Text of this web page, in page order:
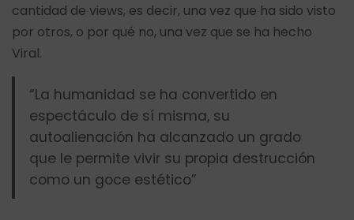
cantidad de views, es decir, una vez que ha sido visto
por otros, o por qué no, una vez que se ha hecho
Viral.
“La humanidad se ha convertido en
espectáculo de sí misma, su
autoalienación ha alcanzado un grado
que le permite vivir su propia destrucción
como un goce estético”